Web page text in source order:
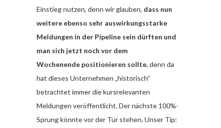
Einstieg nutzen, denn wir glauben, dass nun
weitere ebenso sehr auswirkungsstarke
Meldungen in der Pipeline sein dürften und
man sich jetzt noch vor dem
Wochenende positionieren sollte, denn da
hat dieses Unternehmen „historisch“
betrachtet immer die kursrelevanten
Meldungen veröffentlicht. Der nächste 100%-
Sprung könnte vor der Tür stehen. Unser Tip: